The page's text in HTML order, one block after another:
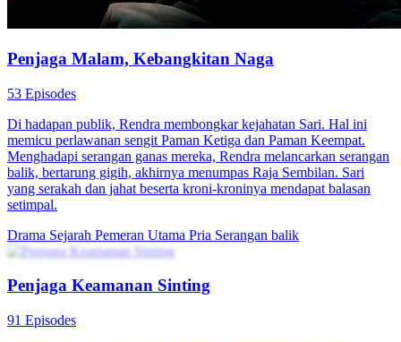
Penjaga Malam, Kebangkitan Naga
53 Episodes
Di hadapan publik, Rendra membongkar kejahatan Sari. Hal ini
memicu perlawanan sengit Paman Ketiga dan Paman Keempat.
Menghadapi serangan ganas mereka, Rendra melancarkan serangan
balik, bertarung gigih, akhirnya menumpas Raja Sembilan. Sari
yang serakah dan jahat beserta kroni-kroninya mendapat balasan
setimpal.
Drama Sejarah Pemeran Utama Pria Serangan balik
Penjaga Keamanan Sinting
91 Episodes